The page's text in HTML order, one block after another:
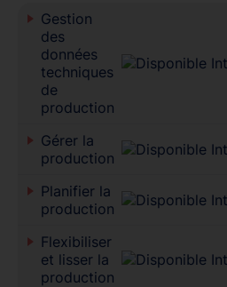
Gestion
des
données
techniques
de
production
Gérer la
production
Planifier la
production
Flexibiliser
et lisser la
production